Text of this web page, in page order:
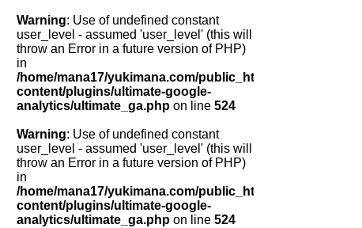
Warning: Use of undefined constant
user_level - assumed 'user_level' (this will
throw an Error in a future version of PHP)
in
/home/mana17/yukimana.com/public_html/wp-
content/plugins/ultimate-google-
analytics/ultimate_ga.php on line 524
Warning: Use of undefined constant
user_level - assumed 'user_level' (this will
throw an Error in a future version of PHP)
in
/home/mana17/yukimana.com/public_html/wp-
content/plugins/ultimate-google-
analytics/ultimate_ga.php on line 524